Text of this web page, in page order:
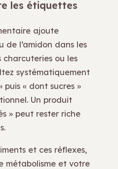
les étiquettes
ajoute
de l’amidon dans les
charcuteries ou les
systématiquement
puis « dont sucres »
Un produit
» peut rester riche
et ces réflexes,
métabolisme et votre